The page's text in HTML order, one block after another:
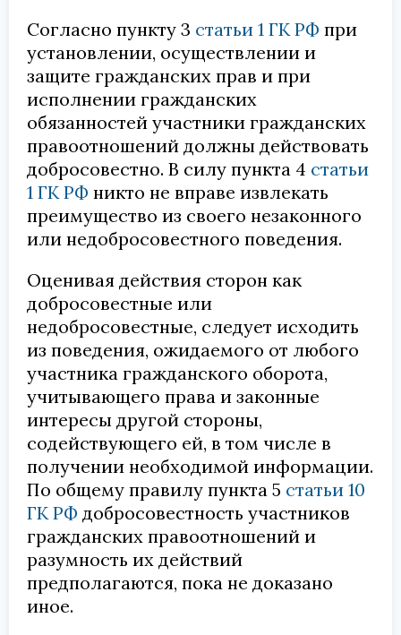
Согласно пункту 3 статьи 1 ГК РФ при
установлении, осуществлении и
защите гражданских прав и при
исполнении гражданских
обязанностей участники гражданских
правоотношений должны действовать
добросовестно. В силу пункта 4 статьи
1 ГК РФ никто не вправе извлекать
преимущество из своего незаконного
или недобросовестного поведения.
Оценивая действия сторон как
добросовестные или
недобросовестные, следует исходить
из поведения, ожидаемого от любого
участника гражданского оборота,
учитывающего права и законные
интересы другой стороны,
содействующего ей, в том числе в
получении необходимой информации.
По общему правилу пункта 5 статьи 10
ГК РФ добросовестность участников
гражданских правоотношений и
разумность их действий
предполагаются, пока не доказано
иное.